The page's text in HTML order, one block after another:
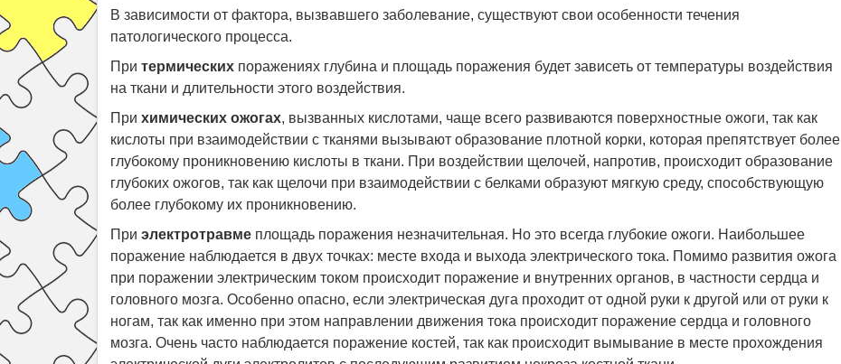
В зависимости от фактора, вызвавшего заболевание, существуют свои особенности течения
патологического процесса.
При термических поражениях глубина и площадь поражения будет зависеть от температуры воздействия
на ткани и длительности этого воздействия.
При химических ожогах, вызванных кислотами, чаще всего развиваются поверхностные ожоги, так как
кислоты при взаимодействии с тканями вызывают образование плотной корки, которая препятствует более
глубокому проникновению кислоты в ткани. При воздействии щелочей, напротив, происходит образование
глубоких ожогов, так как щелочи при взаимодействии с белками образуют мягкую среду, способствующую
более глубокому их проникновению.
При электротравме площадь поражения незначительная. Но это всегда глубокие ожоги. Наибольшее
поражение наблюдается в двух точках: месте входа и выхода электрического тока. Помимо развития ожога
при поражении электрическим током происходит поражение и внутренних органов, в частности сердца и
головного мозга. Особенно опасно, если электрическая дуга проходит от одной руки к другой или от руки к
ногам, так как именно при этом направлении движения тока происходит поражение сердца и головного
мозга. Очень часто наблюдается поражение костей, так как происходит вымывание в месте прохождения